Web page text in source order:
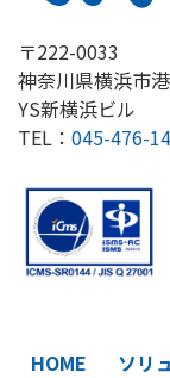
〒222-0033
神奈川県横浜市
YS新横浜ビル
TEL： 045-476-
HOME ソリ